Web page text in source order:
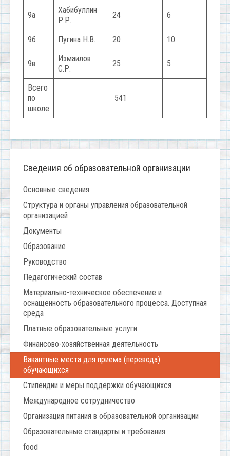
9а
Хабибуллин
Р.Р.
24 6
9б Пугина Н.В. 20 10
9в
Измаилов
С.Р.
25 5
Всего
по
школе
541
Сведения об образовательной организации
Основные сведения
Структура и органы управления образовательной
организацией
Документы
Образование
Руководство
Педагогический состав
Материально-техническое обеспечение и
оснащенность образовательного процесса. Доступная
среда
Платные образовательные услуги
Финансово-хозяйственная деятельность
Вакантные места для приема (перевода)
обучающихся
Стипендии и меры поддержки обучающихся
Международное сотрудничество
Организация питания в образовательной организации
Образовательные стандарты и требования
food